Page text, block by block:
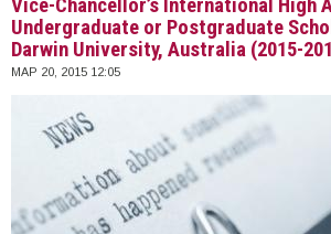
Vice-Chancellor’s International High
Undergraduate or Postgraduate
Darwin University, Australia (2015-
ΜΑΡ 20, 2015 12:05